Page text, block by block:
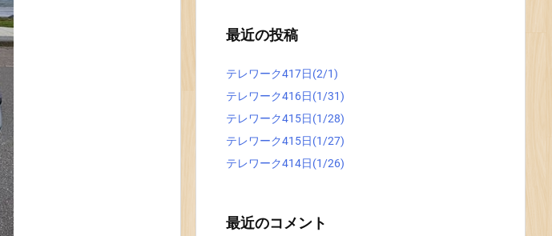
最近の投稿
テレワーク417日(2/1)
テレワーク416日(1/31)
テレワーク415日(1/28)
テレワーク415日(1/27)
テレワーク414日(1/26)
最近のコメント